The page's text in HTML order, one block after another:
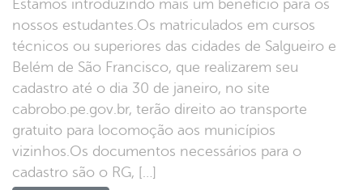
Estamos introduzindo mais um benefício para os
nossos estudantes.Os matriculados em cursos
técnicos ou superiores das cidades de Salgueiro e
Belém de São Francisco, que realizarem seu
cadastro até o dia 30 de janeiro, no site
cabrobo.pe.gov.br, terão direito ao transporte
gratuito para locomoção aos municípios
vizinhos.Os documentos necessários para o
cadastro são o RG, […]